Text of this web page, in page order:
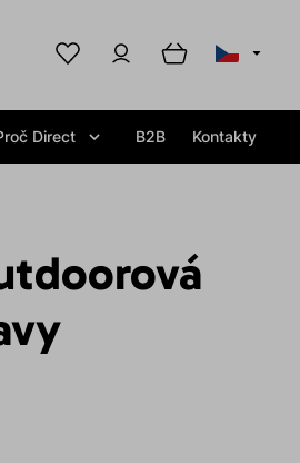
Direct B2B Kontakty